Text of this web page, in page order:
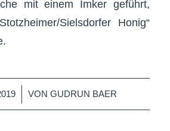
mit einem Imker geführt,
Sielsdorfer Honig“
VONGUDRUN BAER